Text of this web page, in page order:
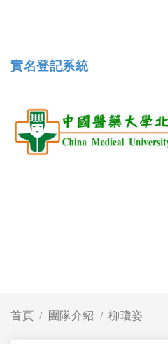
實名登記系統
首頁 團隊介紹 柳瓊姿